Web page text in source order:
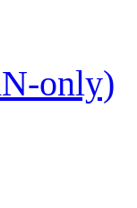
only)